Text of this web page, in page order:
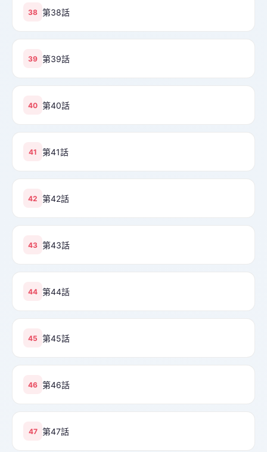
38 第38話
39 第39話
40 第40話
41 第41話
42 第42話
43 第43話
44 第44話
45 第45話
46 第46話
47 第47話